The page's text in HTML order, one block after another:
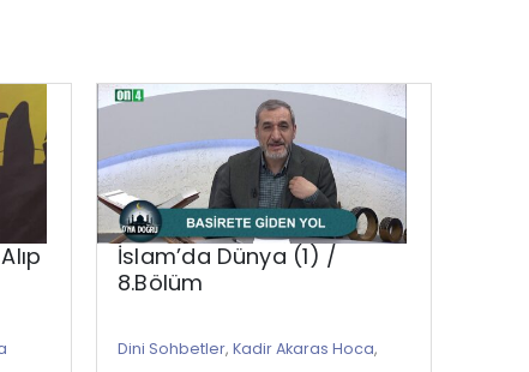
İslam’da Dünya (1) /
8.Bölüm
Dini Sohbetler, Kadir Akaras Hoca,